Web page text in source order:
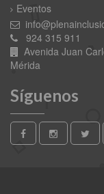
Eventos
924 315 911
Avenida Juan
Mérida
Síguenos